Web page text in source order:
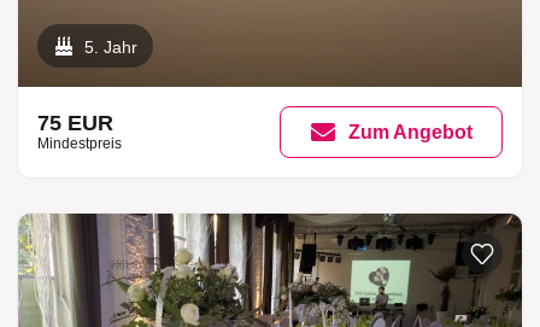
5. Jahr
75 EUR
Mindestpreis
Zum Angebot